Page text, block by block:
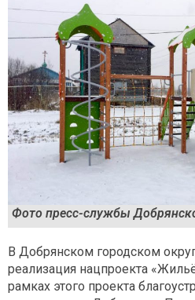
Фото пресс-службы
В Добрянском городском
реализация нацпроекта
рамках этого проекта